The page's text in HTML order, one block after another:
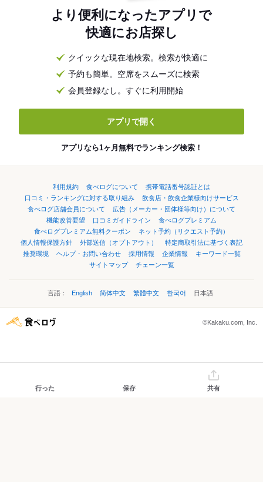
より便利になったアプリで
快適にお店探し
クイックな現在地検索。検索が快適に
予約も簡単。空席をスムーズに検索
会員登録なし。すぐに利用開始
アプリで開く
アプリなら1ヶ月無料でランキング検索！
利用規約 食べログについて
携帯電話番号認証とは
口コミ・ランキングに対する取り組み
飲食店・飲食企業様向けサービス
食べログ店舗会員について
広告（メーカー・団体様等向け）について
機能改善要望
口コミガイドライン
食べログプレミアム
食べログプレミアム無料クーポン
ネット予約（リクエスト予約）
個人情報保護方針
外部送信（オプトアウト）
特定商取引法に基づく表記
推奨環境
ヘルプ・お問い合わせ 採用情報 企業情報
キーワード一覧
サイトマップ
チェーン一覧
言語： English 简体中文 繁體中文 한국어 日本語
©Kakaku.com, Inc.
行った 保存 共有